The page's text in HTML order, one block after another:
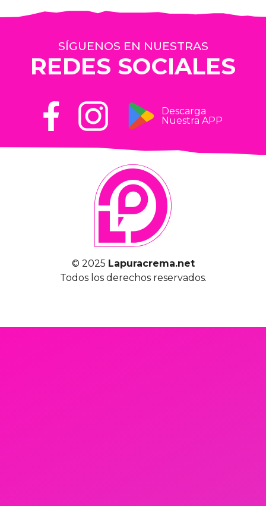
SÍGUENOS EN NUESTRAS
REDES SOCIALES
Descarga
Nuestra APP
© 2025 Lapuracrema.net
Todos los derechos reservados.